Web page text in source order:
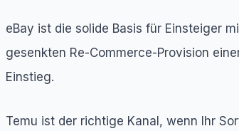
eBay ist die solide Basis für Einsteiger
gesenkten Re-Commerce-Provision
Einstieg.
Temu ist der richtige Kanal, wenn Ihr